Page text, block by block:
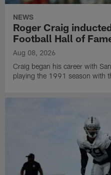
NEWS
Roger Craig
Football Hall of
Aug 08, 2026
Craig began his career with
playing the 1991 season with